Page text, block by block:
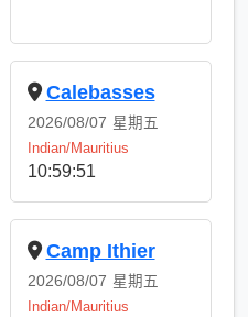
Calebasses
2026/08/07 星期五
Indian/Mauritius
10:59:51
Camp Ithier
2026/08/07 星期五
Indian/Mauritius